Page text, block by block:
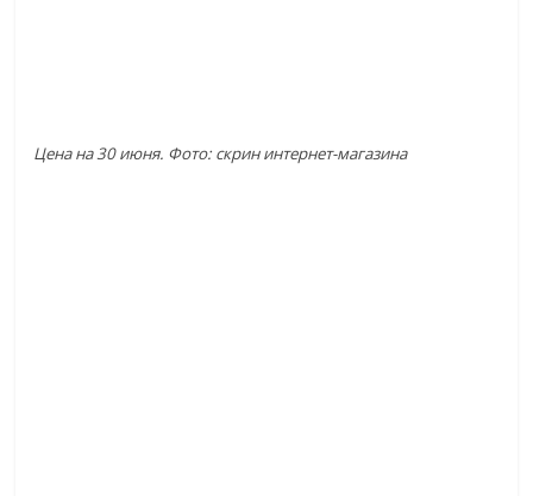
Цена на 30 июня. Фото: скрин интернет-магазина